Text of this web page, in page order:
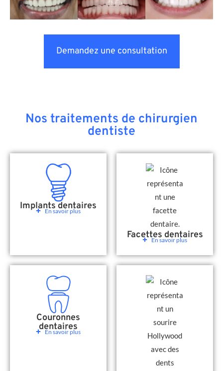
Demandez une consultation
Nos traitements de chirurgien
dentiste
Implants dentaires
En savoir plus
Facettes dentaires
En savoir plus
Couronnes
dentaires
En savoir plus